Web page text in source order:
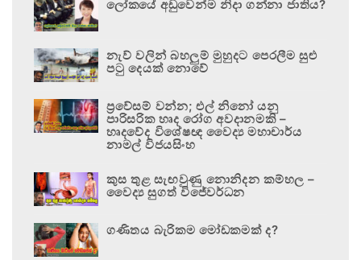
ලෝකයේ අඩුවෙන්ම නිදා ගන්නා ජාතිය?
නැව් වලින් බහලුම් මුහුදට පෙරලීම සුළු
පටු දෙයක් නොවේ
ප්‍රවේසම් වන්න; එල් නිනෝ යනු
පාරිසරික හෘද රෝග අවදානමකි –
හෘදවේද විශේෂඥ වෛද්‍ය මහාචාර්ය
නාමල් විජයසිංහ
කුස තුළ සැඟවුණු නොනිදන කම්හල –
වෛද්‍ය සුගත් විජේවර්ධන
ගණිතය බැරිකම මෝඩකමක් ද?